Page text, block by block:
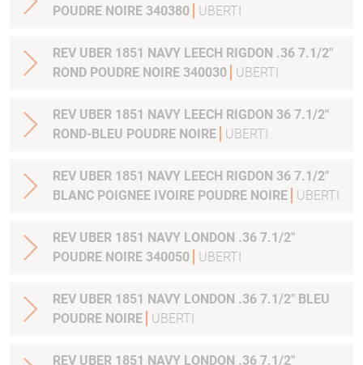
POUDRE NOIRE 340380
UBERTI
REV UBER 1851 NAVY LEECH RIGDON .36 7.1/2"
ROND POUDRE NOIRE 340030
UBERTI
REV UBER 1851 NAVY LEECH RIGDON 36 7.1/2"
ROND-BLEU POUDRE NOIRE
UBERTI
REV UBER 1851 NAVY LEECH RIGDON 36 7.1/2"
BLANC POIGNEE IVOIRE POUDRE NOIRE
UBERTI
REV UBER 1851 NAVY LONDON .36 7.1/2"
POUDRE NOIRE 340050
UBERTI
REV UBER 1851 NAVY LONDON .36 7.1/2" BLEU
POUDRE NOIRE
UBERTI
REV UBER 1851 NAVY LONDON .36 7.1/2"